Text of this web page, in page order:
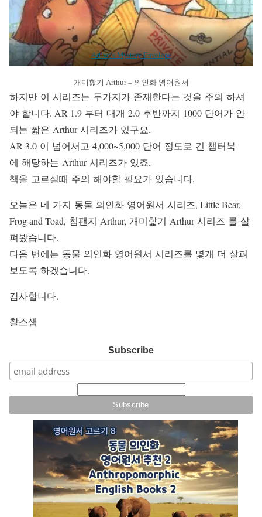
Arthur’s Mystery Envelope
개미핥기 Arthur – 의인화 영어원서
하지만 이 시리즈는 두가지가 존재한다는 것을 주의 하셔
야 합니다. AR 1.9 부터 대개 2.0 후반까지 1000 단어가 안
되는 짧은 Arthur 시리즈가 있구요.
AR 3.0 이 넘어서고 4,000~5,000 단어 정도로 긴 챕터북
에 해당하는 Arthur 시리즈가 있죠.
책을 고르실때 주의 해야할 필요가 있습니다.
오늘은 네 가지 동물 의인화 영어원서 시리즈, Little Bear,
Frog and Toad, 침팬지 Arthur, 개미핥기 Arthur 시리즈 를 살
펴봤습니다.
다음 번에는 동물 의인화 영어원서 시리즈를 몇개 더 살펴
보도록 하겠습니다.
감사합니다.
찰스샘
Subscribe